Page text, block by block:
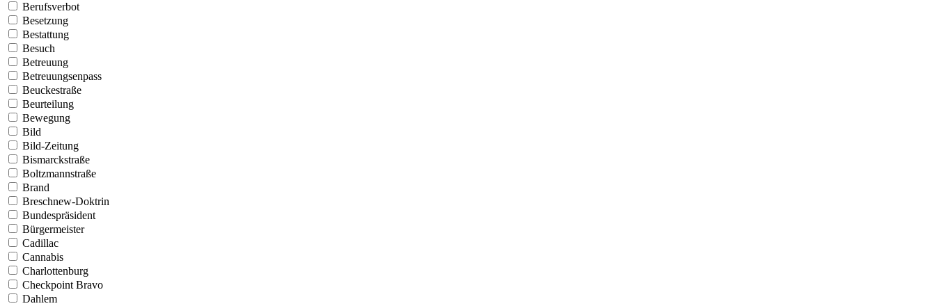
Berufsverbot
Besetzung
Bestattung
Besuch
Betreuung
Betreuungsenpass
Beuckestraße
Beurteilung
Bewegung
Bild
Bild-Zeitung
Bismarckstraße
Boltzmannstraße
Brand
Breschnew-Doktrin
Bundespräsident
Bürgermeister
Cadillac
Cannabis
Charlottenburg
Checkpoint Bravo
Dahlem